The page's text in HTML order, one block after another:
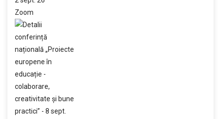
Zoom